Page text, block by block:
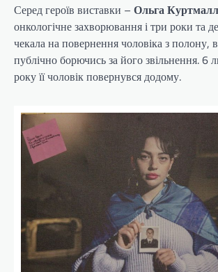
Серед героїв виставки – Ольга
онкологічне захворювання і три роки та
чекала на повернення чоловіка з полону,
публічно борючись за його звільнення. 6
року її чоловік повернувся додому.